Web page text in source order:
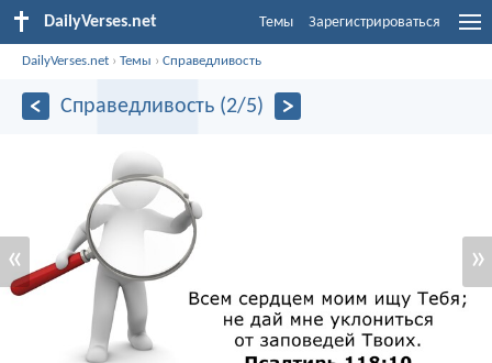
DailyVerses.net Темы Зарегистрироваться
DailyVerses.net ›Темы ›Справедливость
Справедливость (2/5)
« »